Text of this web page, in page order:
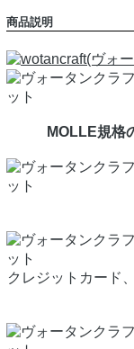
商品説明
MOLLE規格
クレジットカード